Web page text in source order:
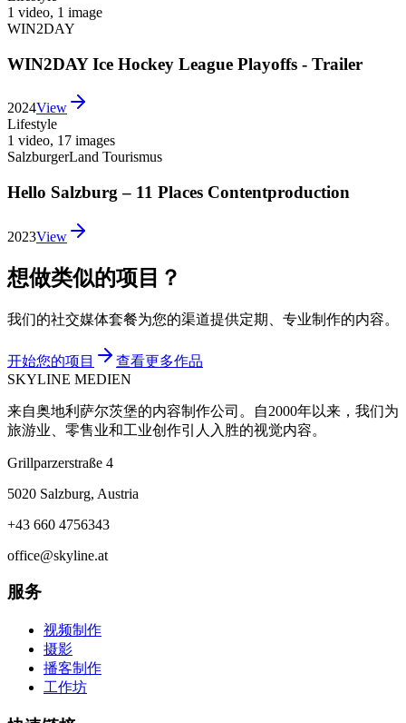
1 video, 1 image
WIN2DAY
WIN2DAY Ice Hockey League Playoffs - Trailer
2024View
Lifestyle
1 video, 17 images
SalzburgerLand Tourismus
Hello Salzburg – 11 Places Contentproduction
2023View
想做类似的项目？
我们的社交媒体套餐为您的渠道提供定期、专业制作的内容。
开始您的项目
查看更多作品
SKYLINE MEDIEN
来自奥地利萨尔茨堡的内容制作公司。自2000年以来，我们为
旅游业、零售业和工业创作引人入胜的视觉内容。
Grillparzerstraße 4
5020 Salzburg, Austria
+43 660 4756343
office@skyline.at
服务
视频制作
摄影
播客制作
工作坊